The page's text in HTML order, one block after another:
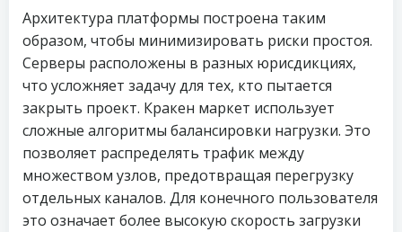
Архитектура платформы построена таким
образом, чтобы минимизировать риски простоя.
Серверы расположены в разных юрисдикциях,
что усложняет задачу для тех, кто пытается
закрыть проект. Кракен маркет использует
сложные алгоритмы балансировки нагрузки. Это
позволяет распределять трафик между
множеством узлов, предотвращая перегрузку
отдельных каналов. Для конечного пользователя
это означает более высокую скорость загрузки